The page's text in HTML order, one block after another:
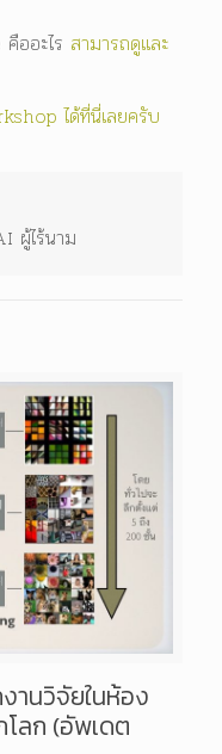
ออะไร สามารถดูและ
ได้ที่นี่เลยครับ
ผู้ไร้นาม
านวิจัยในห้อง
โลก (อัพเดต